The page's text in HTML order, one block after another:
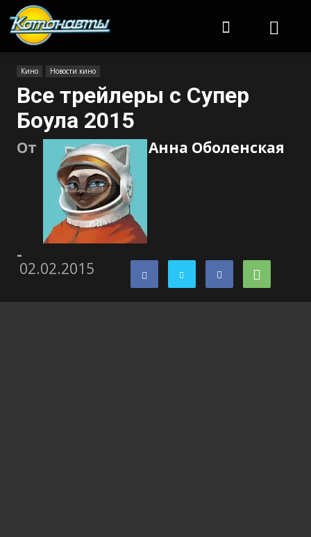
Кино Новости кино
Все трейлеры с Супер
Боула 2015
От Анна Оболенская
-
02.02.2015